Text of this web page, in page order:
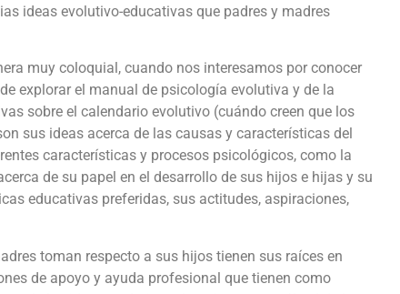
ideas evolutivo-educativas que padres y madres
muy coloquial, cuando nos interesamos por conocer
explorar el manual de psicología evolutiva y de la
sobre el calendario evolutivo (cuándo creen que los
sus ideas acerca de las causas y características del
características y procesos psicológicos, como la
de su papel en el desarrollo de sus hijos e hijas y su
educativas preferidas, sus actitudes, aspiraciones,
toman respecto a sus hijos tienen sus raíces en
de apoyo y ayuda profesional que tienen como